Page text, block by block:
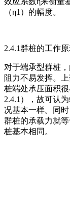
（η1）的幅度。
2.4.1群桩的工作
对于端承型群桩
阻力不易发挥。
桩端处承压面积
2.4.1），故可认
况基本一样。同
群桩的承载力就
桩基本相同。